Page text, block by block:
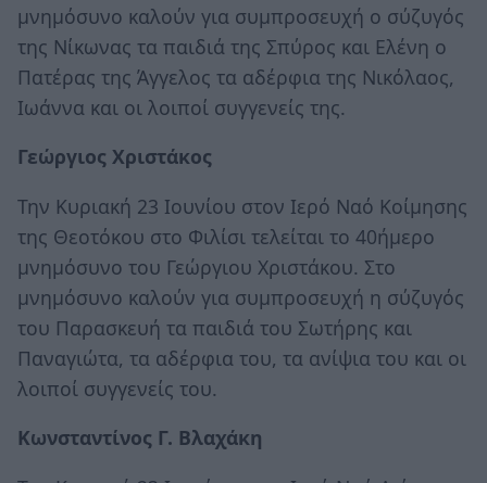
μνημόσυνο καλούν για συμπροσευχή ο σύζυγός
της Νίκωνας τα παιδιά της Σπύρος και Ελένη ο
Πατέρας της Άγγελος τα αδέρφια της Νικόλαος,
Ιωάννα και οι λοιποί συγγενείς της.
Γεώργιος Χριστάκος
Την Κυριακή 23 Ιουνίου στον Ιερό Ναό Κοίμησης
της Θεοτόκου στο Φιλίσι τελείται το 40ήμερο
μνημόσυνο του Γεώργιου Χριστάκου. Στο
μνημόσυνο καλούν για συμπροσευχή η σύζυγός
του Παρασκευή τα παιδιά του Σωτήρης και
Παναγιώτα, τα αδέρφια του, τα ανίψια του και οι
λοιποί συγγενείς του.
Κωνσταντίνος Γ. Βλαχάκη